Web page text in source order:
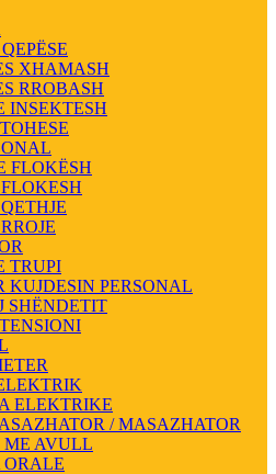
XHAMASH
RROBASH
INSEKTESH
FLOKËSH
TRUPI
KUJDESIN PERSONAL
SHËNDETIT
ELEKTRIKE
/ MASAZHATOR
ME AVULL
ORALE